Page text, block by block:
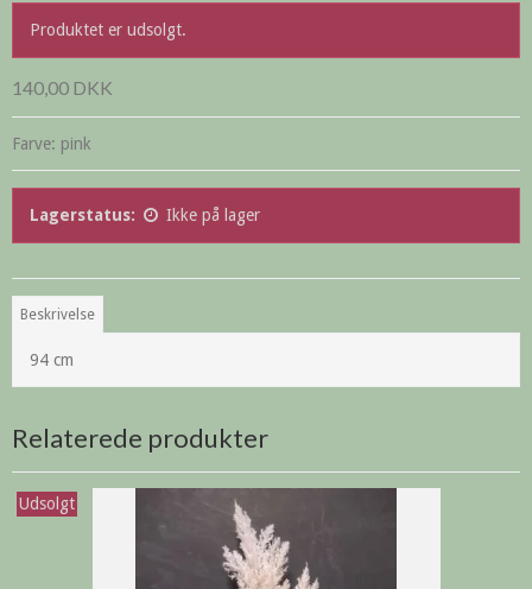
Produktet er udsolgt.
140,00 DKK
Farve: pink
Lagerstatus: Ikke på lager
Beskrivelse
94 cm
Relaterede produkter
Udsolgt